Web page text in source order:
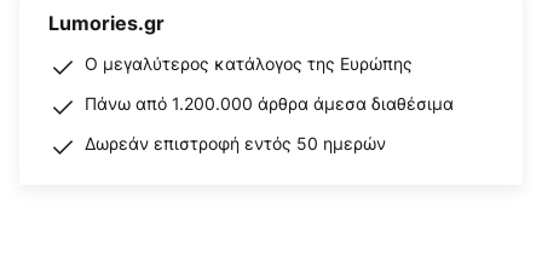
Lumories.gr
Ο μεγαλύτερος κατάλογος της Ευρώπης
Πάνω από 1.200.000 άρθρα άμεσα διαθέσιμα
Δωρεάν επιστροφή εντός 50 ημερών